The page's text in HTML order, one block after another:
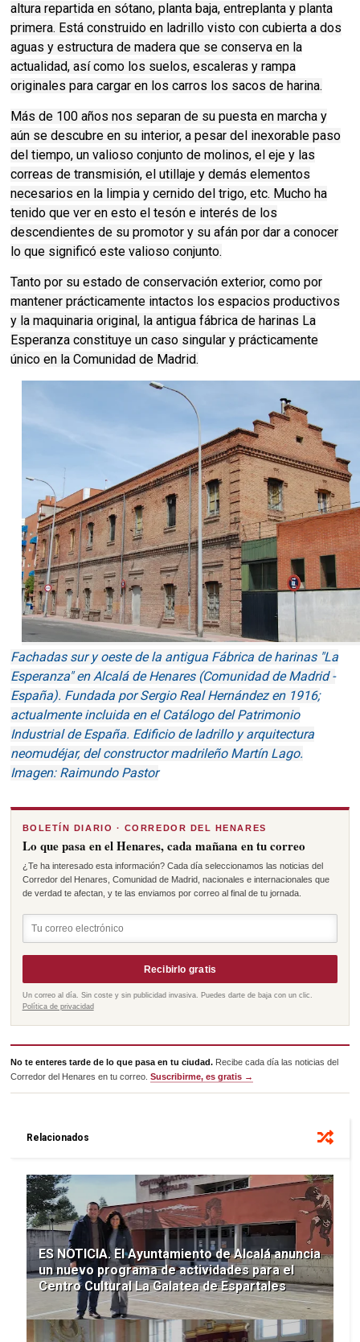
altura repartida en sótano, planta baja, entreplanta y planta
primera. Está construido en ladrillo visto con cubierta a dos
aguas y estructura de madera que se conserva en la
actualidad, así como los suelos, escaleras y rampa
originales para cargar en los carros los sacos de harina.
Más de 100 años nos separan de su puesta en marcha y
aún se descubre en su interior, a pesar del inexorable paso
del tiempo, un valioso conjunto de molinos, el eje y las
correas de transmisión, el utillaje y demás elementos
necesarios en la limpia y cernido del trigo, etc. Mucho ha
tenido que ver en esto el tesón e interés de los
descendientes de su promotor y su afán por dar a conocer
lo que significó este valioso conjunto.
Tanto por su estado de conservación exterior, como por
mantener prácticamente intactos los espacios productivos
y la maquinaria original, la antigua fábrica de harinas La
Esperanza constituye un caso singular y prácticamente
único en la Comunidad de Madrid.
Fachadas sur y oeste de la antigua Fábrica de harinas "La
Esperanza" en Alcalá de Henares (Comunidad de Madrid -
España). Fundada por Sergio Real Hernández en 1916;
actualmente incluida en el Catálogo del Patrimonio
Industrial de España. Edificio de ladrillo y arquitectura
neomudéjar, del constructor madrileño Martín Lago.
Imagen: Raimundo Pastor
BOLETÍN DIARIO · CORREDOR DEL HENARES
Lo que pasa en el Henares, cada mañana en tu correo
¿Te ha interesado esta información? Cada día seleccionamos las noticias del
Corredor del Henares, Comunidad de Madrid, nacionales e internacionales que
de verdad te afectan, y te las enviamos por correo al final de tu jornada.
Recibirlo gratis
Un correo al día. Sin coste y sin publicidad invasiva. Puedes darte de baja con un clic.
Política de privacidad
No te enteres tarde de lo que pasa en tu ciudad. Recibe cada día las noticias del
Corredor del Henares en tu correo.Suscribirme, es gratis →
Relacionados
ES NOTICIA. El Ayuntamiento de Alcalá anuncia
un nuevo programa de actividades para el
Centro Cultural La Galatea de Espartales